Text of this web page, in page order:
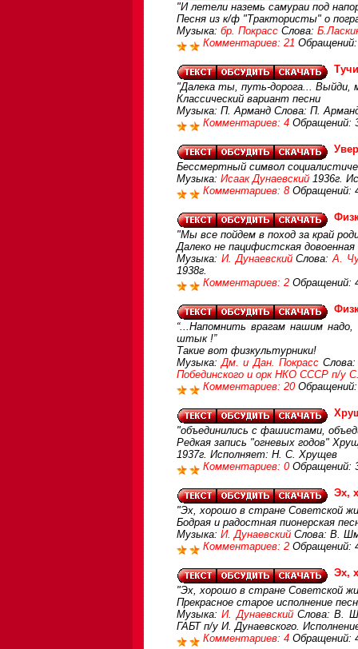
"И летели наземь самураи под
Песня из к/ф "Трактористы" о
Музыка: бр. Покрасс Слова:
Комментариев: 21 Обращений:
"Далека ты, путь-дорога... Выйди,
Классический вариант песни
Музыка: П. Арманд Слова: П.
Комментариев: 4 Обращений:
Бессмертный символ
Музыка: Исаак Дунаевский 1936г.
Комментариев: 8 Обращений:
"Мы все пойдем в поход за край
Далеко не пацифистская
Музыка: И. ДунаевскийСлова:А.
1938г.
Комментариев: 2 Обращений:
“...Напомнить врагам нашим
штык !”
Такие вот физкультурники!
Музыка:Дм. и Дан. ПокрассСлова:
Побединского и орк НКО СССР п/у
Комментариев: 20 Обращений:
"объединились с фашистами,
Редкая запись "огневых годов"
1937г. Исполняет: Н. С. Хрущев
Комментариев: 0 Обращений:
Эх,
"Эх, хорошо в стране Советской
Бодрая и радостная пионерская
Музыка: И. Дунаевский Слова: В.
Комментариев: 2 Обращений:
Эх,
"Эх, хорошо в стране Советской
Прекрасное старое исполнение
Музыка:И. ДунаевскийСлова: В.
ГАБТ п/у И. Дунаевского.
Комментариев: 4 Обращений: